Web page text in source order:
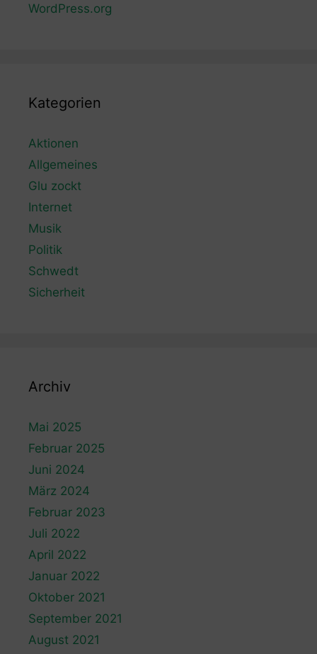
WordPress.org
Kategorien
Aktionen
Allgemeines
Glu zockt
Internet
Musik
Politik
Schwedt
Sicherheit
Archiv
Mai 2025
Februar 2025
Juni 2024
März 2024
Februar 2023
Juli 2022
April 2022
Januar 2022
Oktober 2021
September 2021
August 2021